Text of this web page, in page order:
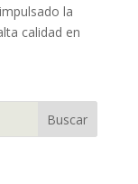
la
calidad en